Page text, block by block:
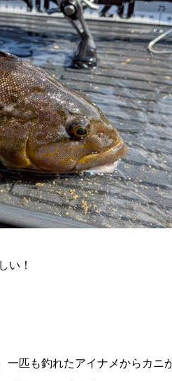
い！
匹も釣れたアイナメからカニ